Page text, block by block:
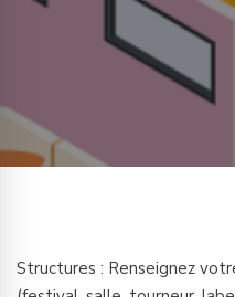
Structures : Renseignez